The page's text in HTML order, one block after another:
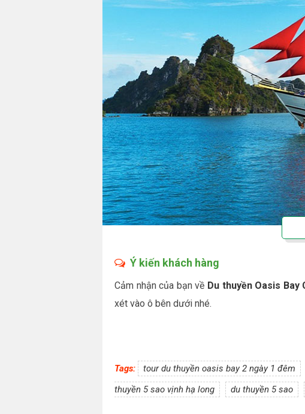
Ý kiến khách hàng
Cảm nhận của bạn về Du thuyền Oasis Bay
xét vào ô bên dưới nhé.
Tags: tour du thuyền oasis bay 2 ngày 1 đêm
thuyền 5 sao vịnh hạ long
du thuyền 5 sao